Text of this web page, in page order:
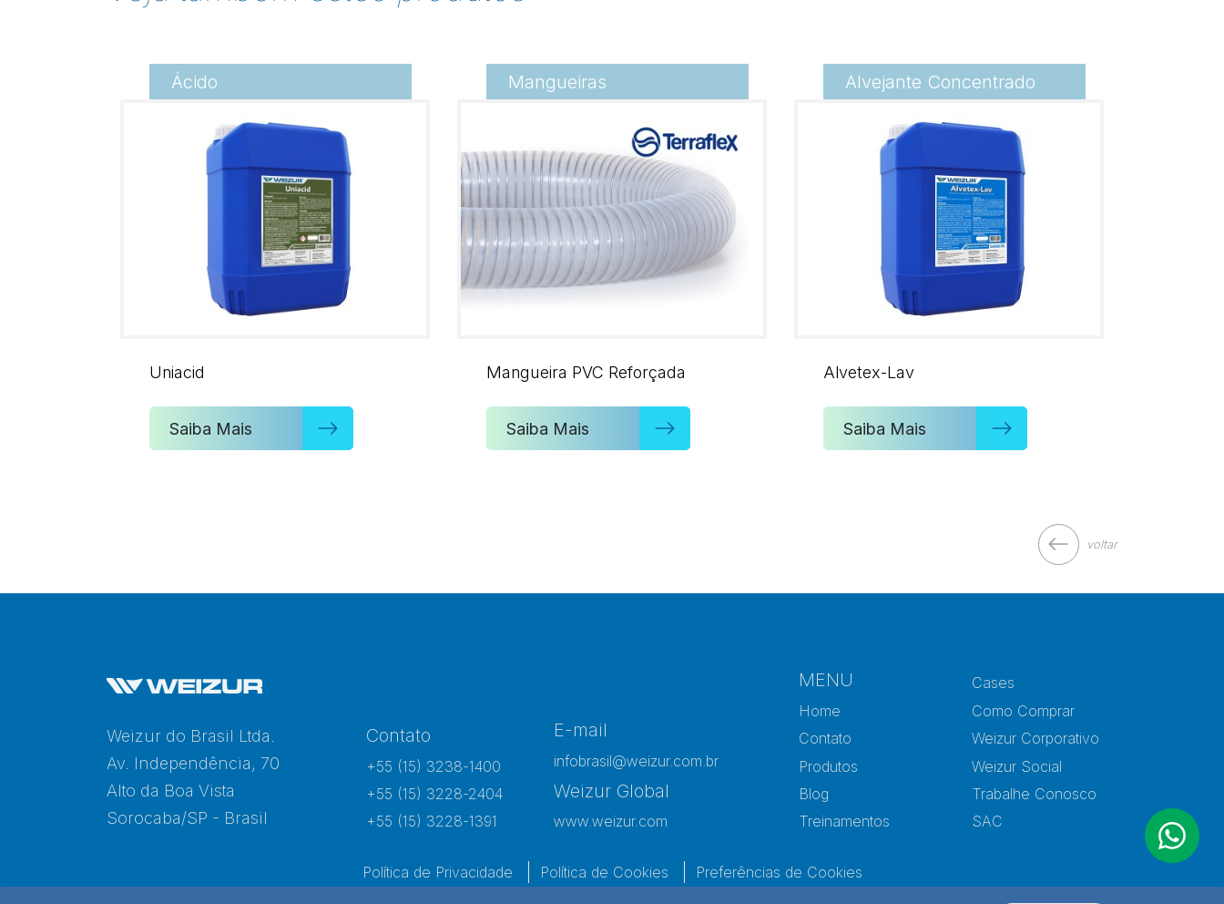
Ácido
Uniacid
Saiba Mais
Mangueiras
Mangueira PVC Reforçada
Saiba Mais
Alvejante Concentrado
Alvetex-Lav
Saiba Mais
voltar
Weizur do Brasil Ltda.
Av. Independência, 70
Alto da Boa Vista
Sorocaba/SP - Brasil
Contato
+55 (15) 3238-1400
+55 (15) 3228-2404
+55 (15) 3228-1391
E-mail
infobrasil@weizur.com.br
Weizur Global
www.weizur.com
MENU
Home
Contato
Produtos
Blog
Treinamentos
Cases
Como Comprar
Weizur Corporativo
Weizur Social
Trabalhe Conosco
SAC
Política de Privacidade Política de Cookies Preferências de Cookies